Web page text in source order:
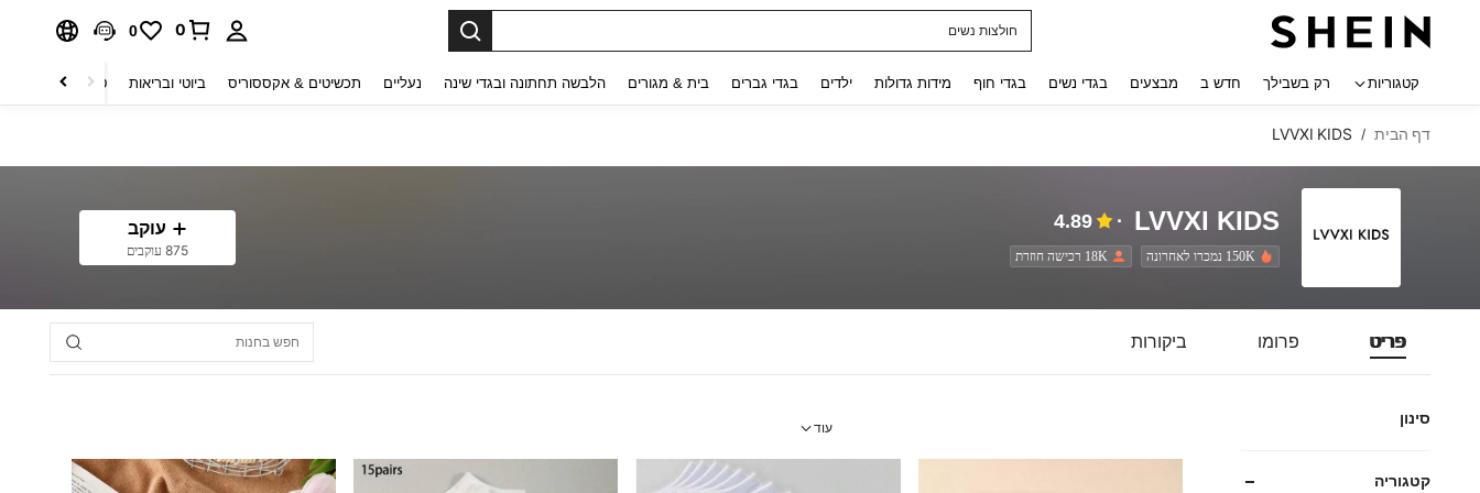
חולצות נשים
0
0
קטגוריות רק בשבילך חדש ב מבצעים בגדי נשים בגדי חוף מידות גדולות ילדים בגדי גברים בית & מגורים הלבשה תחתונה ובגדי שינה נעליים תכשיטים & אקססוריס ביוטי ובריאות טקסטיל לבית
דף הבית /
LVVXI KIDS
LVVXI KIDS
4.89
150K נמכרו לאחרונה 18K רכישה חוזרת
עוקב
875 עוקבים
פריט פרומו ביקורות
סינון
קטגוריה
עוד